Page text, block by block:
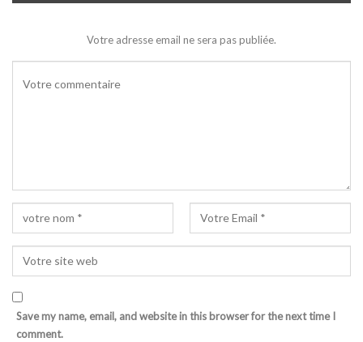
Votre adresse email ne sera pas publiée.
Save my name, email, and website in this browser for the next time I
comment.